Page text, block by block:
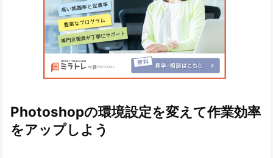
Photoshopの環境設定を変えて作業効率
をアップしよう